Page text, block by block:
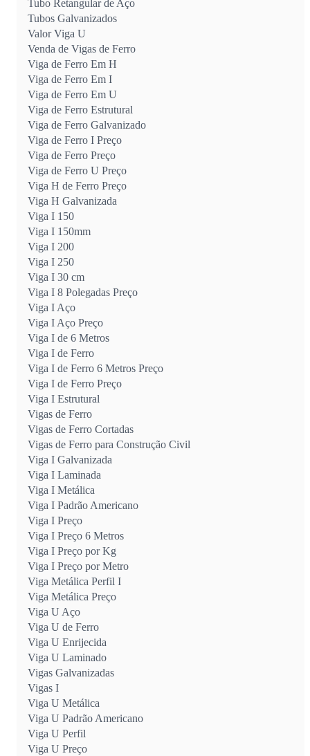
Tubo Retangular de Aço
Tubos Galvanizados
Valor Viga U
Venda de Vigas de Ferro
Viga de Ferro Em H
Viga de Ferro Em I
Viga de Ferro Em U
Viga de Ferro Estrutural
Viga de Ferro Galvanizado
Viga de Ferro I Preço
Viga de Ferro Preço
Viga de Ferro U Preço
Viga H de Ferro Preço
Viga H Galvanizada
Viga I 150
Viga I 150mm
Viga I 200
Viga I 250
Viga I 30 cm
Viga I 8 Polegadas Preço
Viga I Aço
Viga I Aço Preço
Viga I de 6 Metros
Viga I de Ferro
Viga I de Ferro 6 Metros Preço
Viga I de Ferro Preço
Viga I Estrutural
Vigas de Ferro
Vigas de Ferro Cortadas
Vigas de Ferro para Construção Civil
Viga I Galvanizada
Viga I Laminada
Viga I Metálica
Viga I Padrão Americano
Viga I Preço
Viga I Preço 6 Metros
Viga I Preço por Kg
Viga I Preço por Metro
Viga Metálica Perfil I
Viga Metálica Preço
Viga U Aço
Viga U de Ferro
Viga U Enrijecida
Viga U Laminado
Vigas Galvanizadas
Vigas I
Viga U Metálica
Viga U Padrão Americano
Viga U Perfil
Viga U Preço